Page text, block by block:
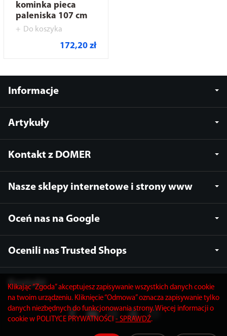
kominka pieca
paleniska 107 cm
Do koszyka
172,20 zł
Informacje
Artykuły
Kontakt z DOMER
Nasze sklepy internetowe i strony www
Oceń nas na Google
Ocenili nas Trusted Shops
Kontakt
Klikając “Zgoda” akceptujesz zapisywanie wszystkich danych cookie
na twoim urządzeniu. Kliknięcie “Odmowa” oznacza zapisywanie tylko
danych niezbędnych do funkcjonowania strony. Więcej informacji o
cookie w POLITYCE PRYWATNOŚCI - SPRAWDŹ.